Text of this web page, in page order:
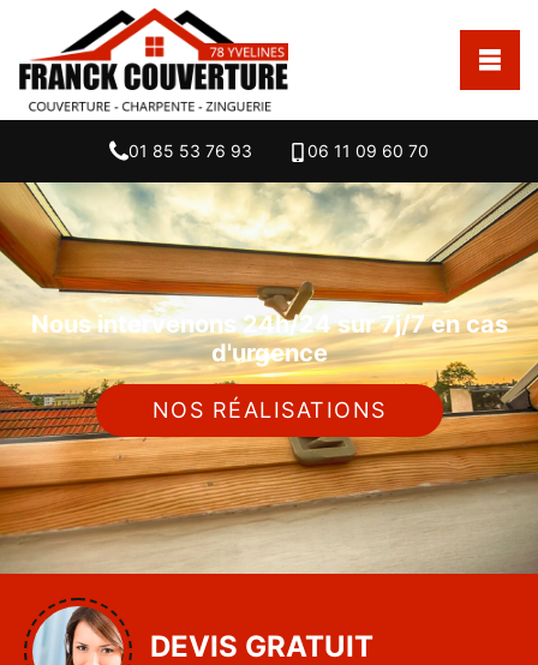
01 85 53 76 93 06 11 09 60 70
Nous intervenons 24h/24 sur 7j/7 en cas
d'urgence
NOS RÉALISATIONS
DEVIS GRATUIT